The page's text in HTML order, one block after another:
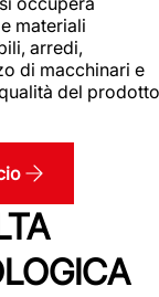
materiali
arredi,
di macchinari e
del prodotto